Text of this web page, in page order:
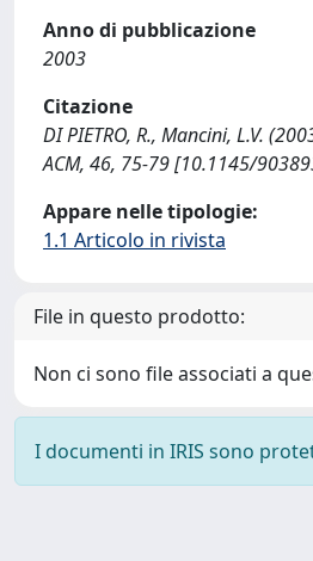
Anno di pubblicazione
2003
Citazione
DI PIETRO, R., Mancini, L.V.
ACM, 46, 75-79 [10.1145/
Appare nelle tipologie:
1.1 Articolo in rivista
File in questo prodotto:
Non ci sono file associati a
I documenti in IRIS sono